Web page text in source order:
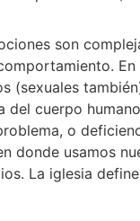
son
(sexuales
cuerpo
o
donde usamos
La iglesia